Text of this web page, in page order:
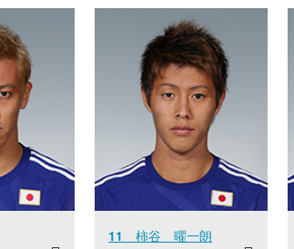
11 柿谷 曜一朗